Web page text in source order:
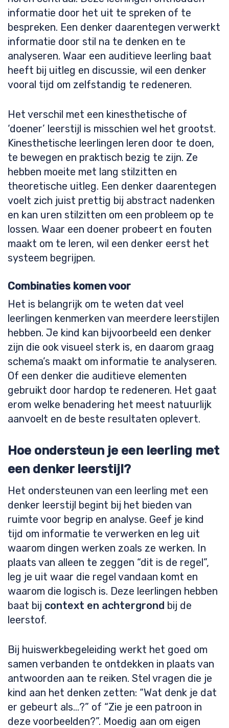
informatie door het uit te spreken of te
bespreken. Een denker daarentegen verwerkt
informatie door stil na te denken en te
analyseren. Waar een auditieve leerling baat
heeft bij uitleg en discussie, wil een denker
vooral tijd om zelfstandig te redeneren.
Het verschil met een kinesthetische of
‘doener’ leerstijl is misschien wel het grootst.
Kinesthetische leerlingen leren door te doen,
te bewegen en praktisch bezig te zijn. Ze
hebben moeite met lang stilzitten en
theoretische uitleg. Een denker daarentegen
voelt zich juist prettig bij abstract nadenken
en kan uren stilzitten om een probleem op te
lossen. Waar een doener probeert en fouten
maakt om te leren, wil een denker eerst het
systeem begrijpen.
Combinaties komen voor
Het is belangrijk om te weten dat veel
leerlingen kenmerken van meerdere leerstijlen
hebben. Je kind kan bijvoorbeeld een denker
zijn die ook visueel sterk is, en daarom graag
schema’s maakt om informatie te analyseren.
Of een denker die auditieve elementen
gebruikt door hardop te redeneren. Het gaat
erom welke benadering het meest natuurlijk
aanvoelt en de beste resultaten oplevert.
Hoe ondersteun je een leerling met
een denker leerstijl?
Het ondersteunen van een leerling met een
denker leerstijl begint bij het bieden van
ruimte voor begrip en analyse. Geef je kind
tijd om informatie te verwerken en leg uit
waarom dingen werken zoals ze werken. In
plaats van alleen te zeggen “dit is de regel”,
leg je uit waar die regel vandaan komt en
waarom die logisch is. Deze leerlingen hebben
baat bij context en achtergrond bij de
leerstof.
Bij huiswerkbegeleiding werkt het goed om
samen verbanden te ontdekken in plaats van
antwoorden aan te reiken. Stel vragen die je
kind aan het denken zetten: “Wat denk je dat
er gebeurt als…?” of “Zie je een patroon in
deze voorbeelden?”. Moedig aan om eigen